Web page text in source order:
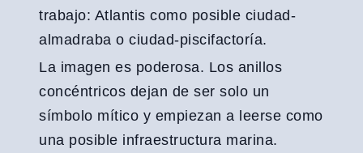
trabajo: Atlantis como posible ciudad-
almadraba o ciudad-piscifactoría.
La imagen es poderosa. Los anillos
concéntricos dejan de ser solo un
símbolo mítico y empiezan a leerse como
una posible infraestructura marina.